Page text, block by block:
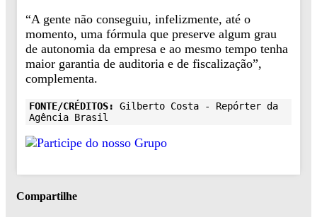
“A gente não conseguiu, infelizmente, até o
momento, uma fórmula que preserve algum grau
de autonomia da empresa e ao mesmo tempo tenha
maior garantia de auditoria e de fiscalização”,
complementa.
FONTE/CRÉDITOS:
Gilberto Costa - Repórter da
Agência Brasil
Compartilhe